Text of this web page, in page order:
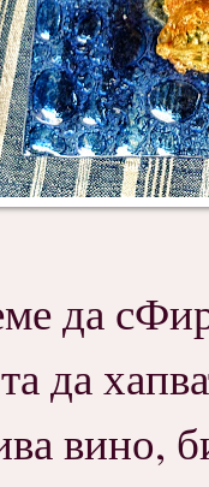
да
да
вино,